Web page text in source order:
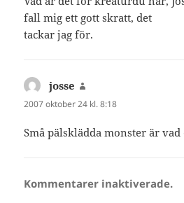
fall mig ett gott skratt, det
tackar jag för.
josse
2007 oktober 24 kl. 8:18
Små pälsklädda monster är vad
Kommentarer inaktiverade.